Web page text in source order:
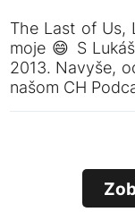
The Last of Us,
moje 😄 S
2013. Navyše,
našom CH